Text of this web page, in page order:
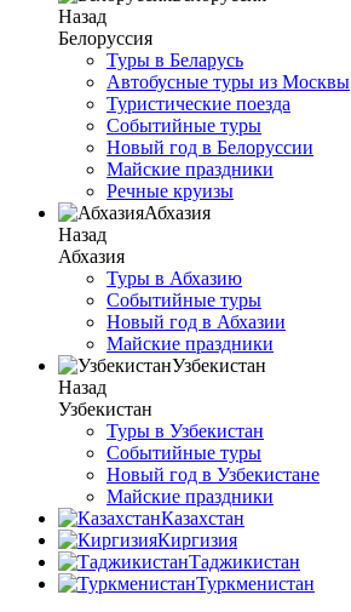
Назад
Белоруссия
Туры в Беларусь
Автобусные туры из Москвы
Туристические поезда
Событийные туры
Новый год в Белоруссии
Майские праздники
Речные круизы
Абхазия
Назад
Абхазия
Туры в Абхазию
Событийные туры
Новый год в Абхазии
Майские праздники
Узбекистан
Назад
Узбекистан
Туры в Узбекистан
Событийные туры
Новый год в Узбекистане
Майские праздники
Казахстан
Киргизия
Таджикистан
Туркменистан